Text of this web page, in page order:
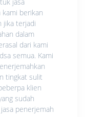
berikan
jika terjadi
dalam
dari kami
semua. Kami
tingkat sulit
klien
sudah
penerjemah